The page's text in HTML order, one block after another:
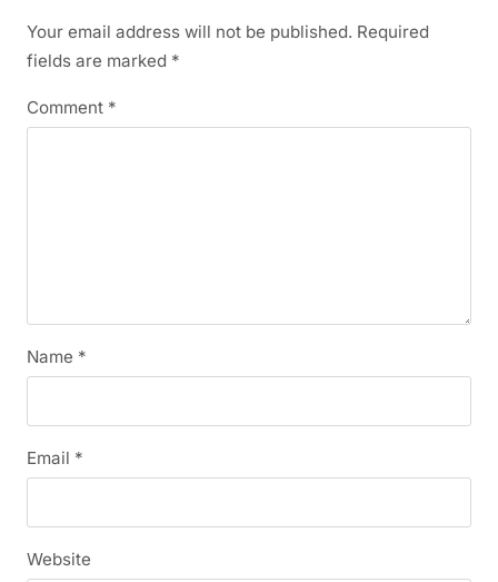
Your email address will not be published. Required
fields are marked *
Comment *
Name *
Email *
Website